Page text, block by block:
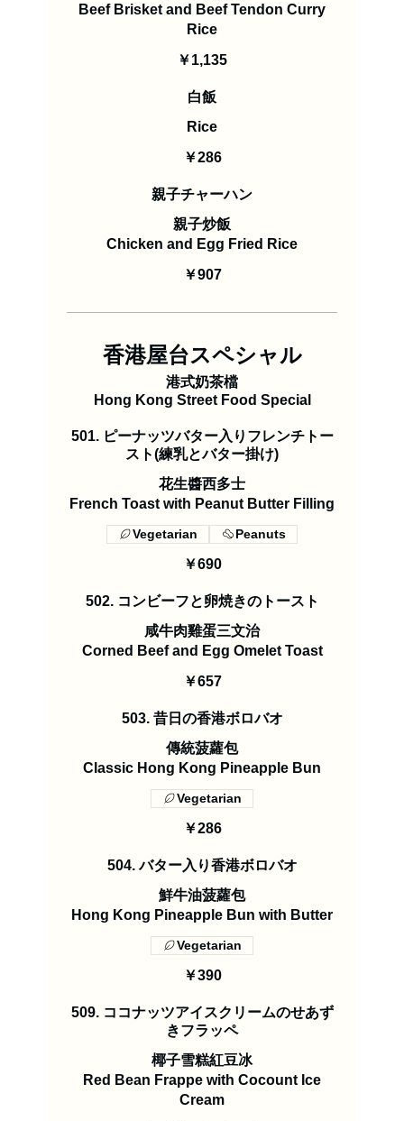
Beef Brisket and Beef Tendon Curry
Rice
￥1,135
白飯
Rice
￥286
親子チャーハン
親子炒飯
Chicken and Egg Fried Rice
￥907
香港屋台スペシャル
港式奶茶檔
Hong Kong Street Food Special
501. ピーナッツバター入りフレンチトー
スト(練乳とバター掛け)
花生醬西多士
French Toast with Peanut Butter Filling
￥690
Vegetarian Peanuts
502. コンビーフと卵焼きのトースト
咸牛肉雞蛋三文治
Corned Beef and Egg Omelet Toast
￥657
503. 昔日の香港ボロバオ
傳統菠蘿包
Classic Hong Kong Pineapple Bun
￥286
Vegetarian
504. バター入り香港ボロバオ
鮮牛油菠蘿包
Hong Kong Pineapple Bun with Butter
￥390
Vegetarian
509. ココナッツアイスクリームのせあず
きフラッペ
椰子雪糕紅豆冰
Red Bean Frappe with Cocount Ice
Cream